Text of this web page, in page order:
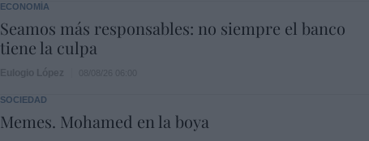
ECONOMÍA
Seamos más responsables: no siempre el banco
tiene la culpa
SOCIEDAD
Memes. Mohamed en la boya